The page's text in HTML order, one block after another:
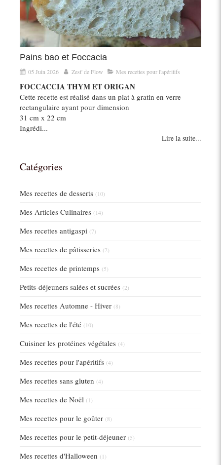
Pains bao et Foccacia
05 Juin 2026 Zest' de Flow Mes recettes pour l'apéritifs
FOCCACCIA THYM ET ORIGAN
Cette recette est réalisé dans un plat à gratin en verre
rectangulaire ayant pour dimension
31 cm x 22 cm
Ingrédi...
Lire la suite...
Catégories
Mes recettes de desserts (10)
Mes Articles Culinaires (14)
Mes recettes antigaspi (7)
Mes recettes de pâtisseries (2)
Mes recettes de printemps (5)
Petits-déjeuners salées et sucrées (2)
Mes recettes Automne - Hiver (8)
Mes recettes de l'été (10)
Cuisiner les protéines végétales (4)
Mes recettes pour l'apéritifs (4)
Mes recettes sans gluten (4)
Mes recettes de Noël (1)
Mes recettes pour le goûter (8)
Mes recettes pour le petit-déjeuner (5)
Mes recettes d'Halloween (1)